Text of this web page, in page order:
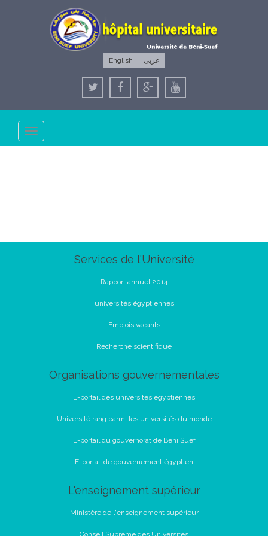
English عربى
Toggle
navigation
Services de l'Université
Rapport annuel 2014
universités égyptiennes
Emplois vacants
Recherche scientifique
Organisations gouvernementales
E-portail des universités égyptiennes
Université rang parmi les universités du monde
E-portail du gouvernorat de Beni Suef
E-portail de gouvernement égyptien
L'enseignement supérieur
Ministère de l'enseignement supérieur
Conseil Suprême des Universités